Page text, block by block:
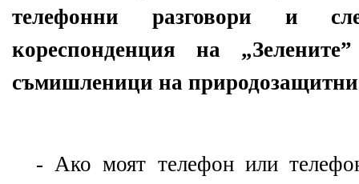
телефонни разговори и
кореспонденция на
съмишленици на
- Ако моят телефон или